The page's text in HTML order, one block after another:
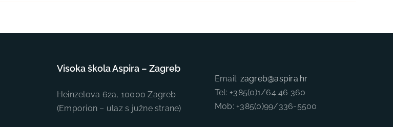
Visoka škola Aspira – Zagreb
Heinzelova 62a, 10000 Zagreb
(Emporion – ulaz s južne strane)
Email: zagreb@aspira.hr
Tel: +385(0)1/64 46 360
Mob: +385(0)99/336-5500